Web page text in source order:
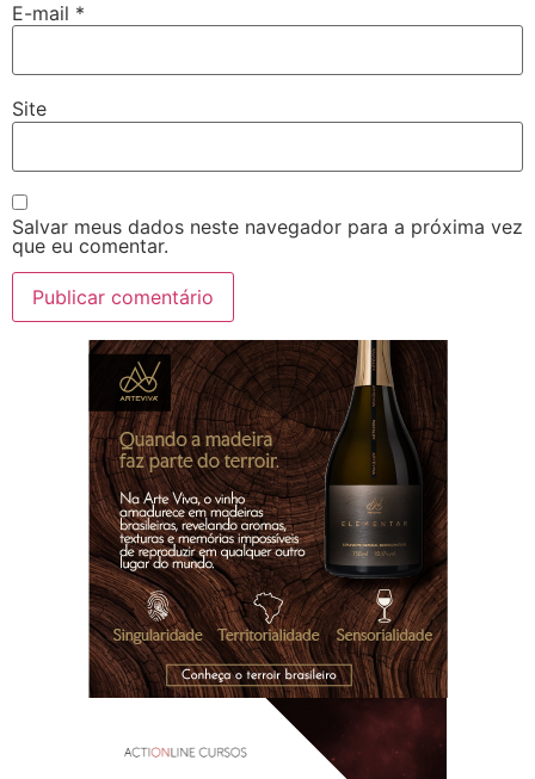
E-mail *
Site
Salvar meus dados neste navegador para a próxima vez
que eu comentar.